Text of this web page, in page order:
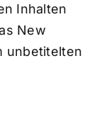
Inhalten
New
unbetitelten